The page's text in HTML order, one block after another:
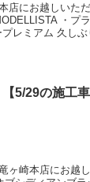
店にお越しいた
・プ
レミアム 久し
【5/29の施工車
ヶ崎本店にお越